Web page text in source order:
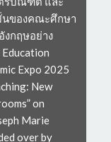
นของคณะศึกษา
งกฤษอย่าง
Expo 2025
New
on
Marie
over by